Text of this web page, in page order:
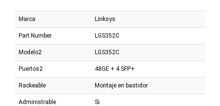
Marca Linksys
Part Number LGS352C
Modelo2 LGS352C
Puertos2 48GE + 4 SFP+
Rackeable Montaje en bastidor
Administrable Si